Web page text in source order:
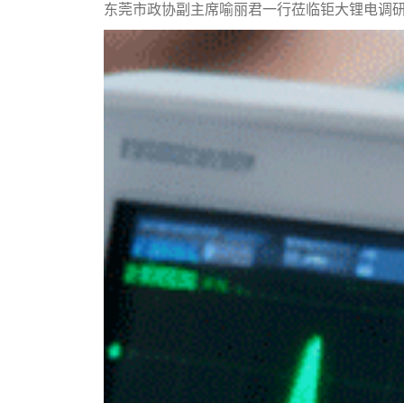
东莞市政协副主席喻丽君一行莅临钜大锂电调